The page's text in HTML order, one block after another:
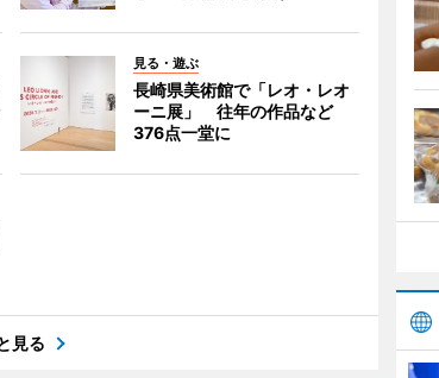
見る・遊ぶ
長崎県美術館で「レオ・レオ
ーニ展」 往年の作品など
376点一堂に
見る